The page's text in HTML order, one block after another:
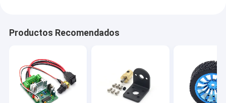
Productos Recomendados